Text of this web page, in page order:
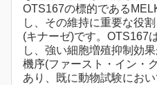
OTS167の標的である
し、その維持に重要な役
(キナーゼ)です。OTS167
し、強い細胞増殖抑制効
機序(ファースト・イン・
あり、既に動物試験にお